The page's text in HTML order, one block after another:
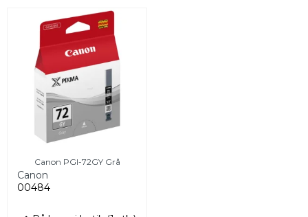
Canon PGI-72GY Grå
Canon
00484